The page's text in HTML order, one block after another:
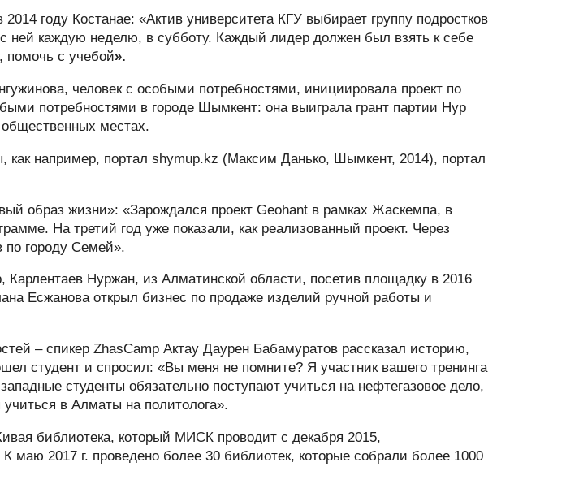
году Костанае: «Актив университета КГУ выбирает группу подростков
ней каждую неделю, в субботу. Каждый лидер должен был взять к себе
помочь с учебой».
человек с особыми потребностями, инициировала проект по
потребностями в городе Шымкент: она выиграла грант партии Нур
местах.
как например, портал shymup.kz (Максим Данько, Шымкент, 2014), портал
образ жизни»: «Зарождался проект Geohant в рамках Жаскемпа, в
На третий год уже показали, как реализованный проект. Через
городу Семей».
Карлентаев Нуржан, из Алматинской области, посетив площадку в 2016
Есжанова открыл бизнес по продаже изделий ручной работы и
– спикер ZhasCamp Актау Даурен Бабамуратов рассказал историю,
студент и спросил: «Вы меня не помните? Я участник вашего тренинга
студенты обязательно поступают учиться на нефтегазовое дело,
в Алматы на политолога».
библиотека, который МИСК проводит с декабря 2015,
маю 2017 г. проведено более 30 библиотек, которые собрали более 1000